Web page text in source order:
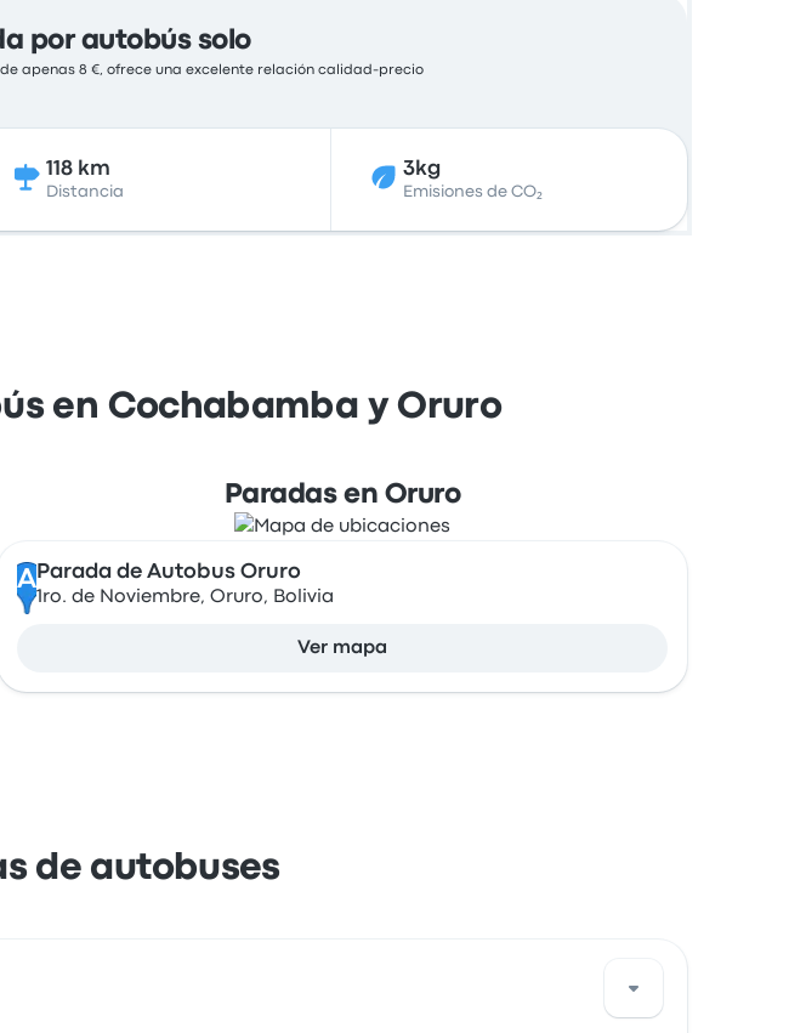
por autobús solo
apenas 8 €, ofrece una excelente relación calidad-precio
118 km
Distancia
3kg
Emisiones de CO₂
en Cochabamba y Oruro
Paradas en Oruro
A Parada de Autobus Oruro
1ro. de Noviembre, Oruro, Bolivia
Ver mapa
de autobuses